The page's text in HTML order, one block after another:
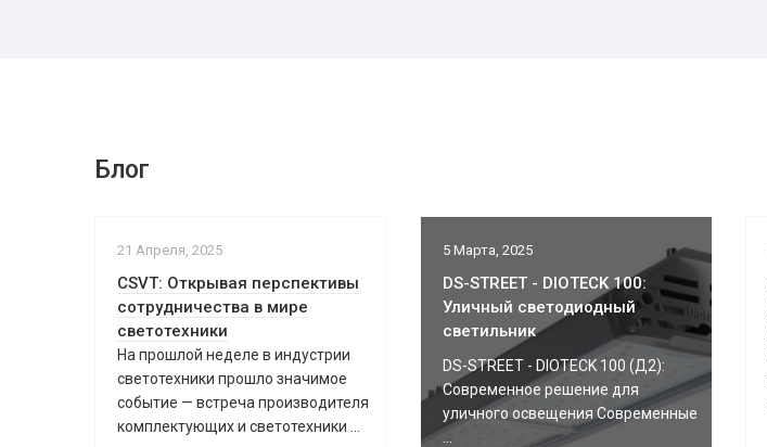
Блог
21 Апреля, 2025
CSVT: Открывая перспективы
сотрудничества в мире
светотехники
На прошлой неделе в индустрии
светотехники прошло значимое
событие — встреча производителя
комплектующих и светотехники ...
5 Марта, 2025
DS-STREET - DIOTECK 100:
Уличный светодиодный
светильник
DS-STREET - DIOTECK 100 (Д2):
Современное решение для
уличного освещения Современные
...